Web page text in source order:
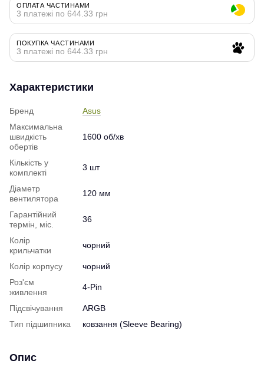
ОПЛАТА ЧАСТИНАМИ
3 платежі по 644.33 грн
ПОКУПКА ЧАСТИНАМИ
3 платежі по 644.33 грн
Характеристики
Бренд
Asus
Максимальна
швидкість
обертів
1600 об/хв
Кількість у
комплекті
3 шт
Діаметр
вентилятора
120 мм
Гарантійний
термін, міс.
36
Колір
крильчатки
чорний
Колір корпусу
чорний
Роз'єм
живлення
4-Pin
Підсвічування
ARGB
Тип підшипника
ковзання (Sleeve Bearing)
Опис